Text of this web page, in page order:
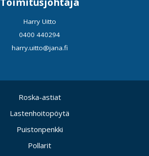
Harry Uitto
0400 440294
harry.uitto@jana.fi
Roska-astiat
Lastenhoitopöytä
Puistonpenkki
Pollarit